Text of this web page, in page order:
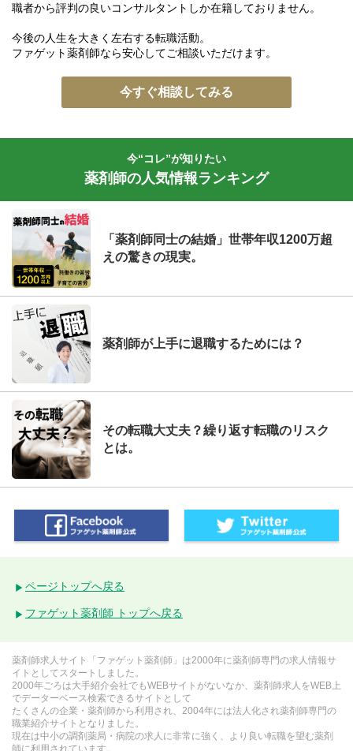
職者から評判の良いコンサルタントしか在籍しておりません。
今後の人生を大きく左右する転職活動。
ファゲット薬剤師なら安心してご相談いただけます。
今すぐ相談してみる
今“コレ”が知りたい
薬剤師の人気情報ランキング
「薬剤師同士の結婚」世帯年収1200万超
えの驚きの現実。
薬剤師が上手に退職するためには？
その転職大丈夫？繰り返す転職のリスク
とは。
ページトップへ戻る
ファゲット薬剤師 トップへ戻る
薬剤師求人サイト「ファゲット薬剤師」は2000年に薬剤師専門の求人情報サ
イトとしてスタートしました。
2000年ごろは大手紹介会社でもWEBサイトがないなか、薬剤師求人をWEB上
でデーターベース検索できるサイトとして
たくさんの企業・薬剤師から利用され、2004年には法人化され薬剤師専門の
職業紹介サイトとなりました。
現在は中小の調剤薬局・病院の求人に非常に強く、より良い転職を望む薬剤
師に利用されています。